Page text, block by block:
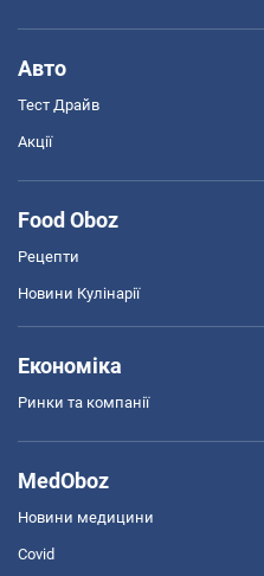
Авто
Тест Драйв
Акції
Food Oboz
Рецепти
Новини Кулінарії
Економіка
Ринки та компанії
MedOboz
Новини медицини
Covid